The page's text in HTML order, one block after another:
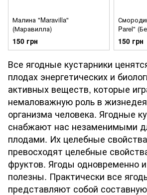
Малина "Maravilla"
(Маравилла)
150 грн
Parel"
150 грн
Все ягодные кустарники
плодах энергетических и
активных веществ, которые
немаловажную роль в
организма человека. Ягодные
снабжают нас незаменимыми
плодами. Их целебные
превосходят целебные
фруктов. Ягоды одновременно
полезны. Практически все
представляют собой